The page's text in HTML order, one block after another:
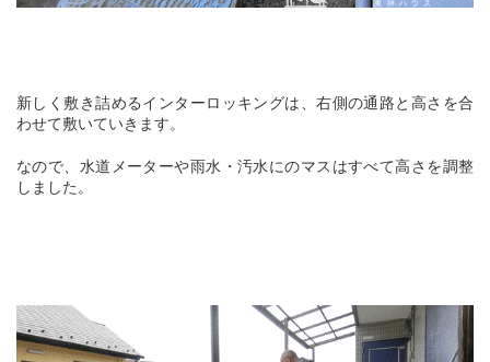
新しく敷き詰めるインターロッキングは、右側の通路と高さを合
わせて敷いていきます。
なので、水道メーターや雨水・汚水にのマスはすべて高さを調整
しました。